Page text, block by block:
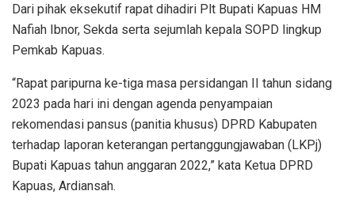
Dari pihak eksekutif rapat dihadiri Plt Bupati Kapuas HM
Nafiah Ibnor, Sekda serta sejumlah kepala SOPD lingkup
Pemkab Kapuas.
“Rapat paripurna ke-tiga masa persidangan II tahun sidang
2023 pada hari ini dengan agenda penyampaian
rekomendasi pansus (panitia khusus) DPRD Kabupaten
terhadap laporan keterangan pertanggungjawaban (LKPj)
Bupati Kapuas tahun anggaran 2022,” kata Ketua DPRD
Kapuas, Ardiansah.